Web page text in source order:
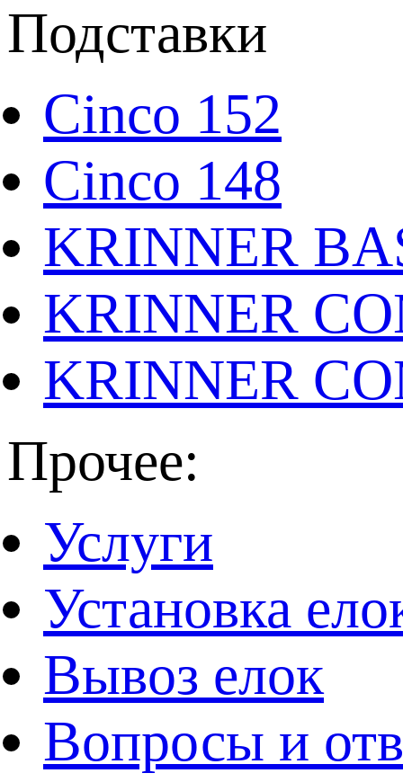
Подставки
Cinco 152
Cinco 148
KRINNER
KRINNER
KRINNER
Прочее:
Услуги
Установка
Вывоз елок
Вопросы и